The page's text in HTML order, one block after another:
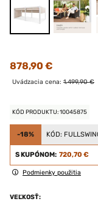
878,90 €
Uvádzacia cena: 1.499,90 €
KÓD PRODUKTU: 10045875
-18% KÓD:
S KUPÓNOM: 720,70 €
Podmienky použitia
VEĽKOSŤ: